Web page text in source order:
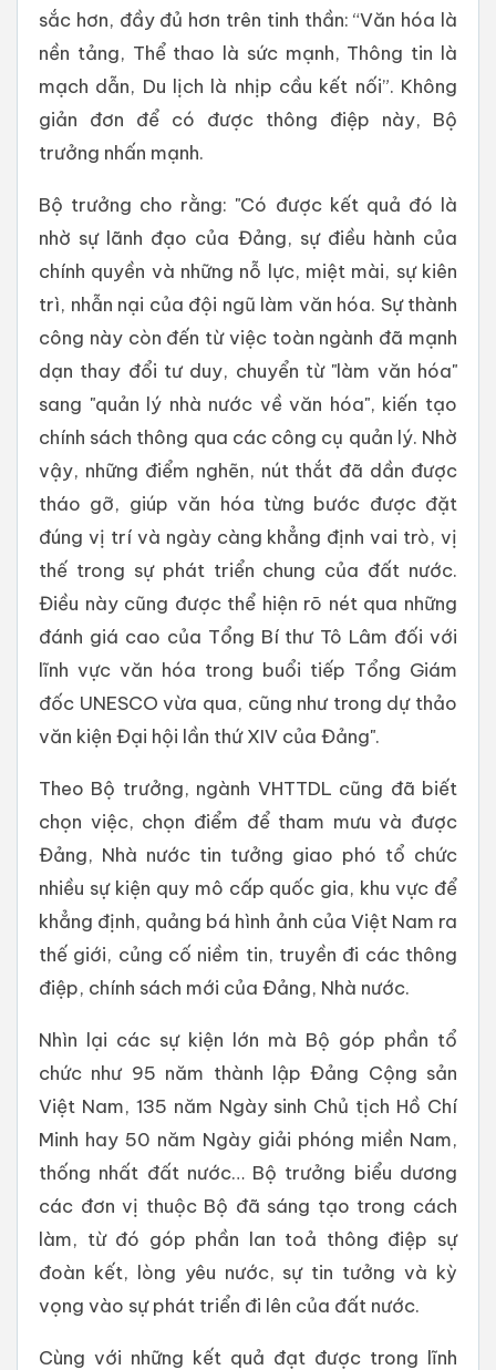
sắc hơn, đầy đủ hơn trên tinh thần: “Văn hóa là
nền tảng, Thể thao là sức mạnh, Thông tin là
mạch dẫn, Du lịch là nhịp cầu kết nối”. Không
giản đơn để có được thông điệp này, Bộ
trưởng nhấn mạnh.
Bộ trưởng cho rằng: "Có được kết quả đó là
nhờ sự lãnh đạo của Đảng, sự điều hành của
chính quyền và những nỗ lực, miệt mài, sự kiên
trì, nhẫn nại của đội ngũ làm văn hóa. Sự thành
công này còn đến từ việc toàn ngành đã mạnh
dạn thay đổi tư duy, chuyển từ "làm văn hóa"
sang "quản lý nhà nước về văn hóa", kiến tạo
chính sách thông qua các công cụ quản lý. Nhờ
vậy, những điểm nghẽn, nút thắt đã dần được
tháo gỡ, giúp văn hóa từng bước được đặt
đúng vị trí và ngày càng khẳng định vai trò, vị
thế trong sự phát triển chung của đất nước.
Điều này cũng được thể hiện rõ nét qua những
đánh giá cao của Tổng Bí thư Tô Lâm đối với
lĩnh vực văn hóa trong buổi tiếp Tổng Giám
đốc UNESCO vừa qua, cũng như trong dự thảo
văn kiện Đại hội lần thứ XIV của Đảng".
Theo Bộ trưởng, ngành VHTTDL cũng đã biết
chọn việc, chọn điểm để tham mưu và được
Đảng, Nhà nước tin tưởng giao phó tổ chức
nhiều sự kiện quy mô cấp quốc gia, khu vực để
khẳng định, quảng bá hình ảnh của Việt Nam ra
thế giới, củng cố niềm tin, truyền đi các thông
điệp, chính sách mới của Đảng, Nhà nước.
Nhìn lại các sự kiện lớn mà Bộ góp phần tổ
chức như 95 năm thành lập Đảng Cộng sản
Việt Nam, 135 năm Ngày sinh Chủ tịch Hồ Chí
Minh hay 50 năm Ngày giải phóng miền Nam,
thống nhất đất nước… Bộ trưởng biểu dương
các đơn vị thuộc Bộ đã sáng tạo trong cách
làm, từ đó góp phần lan toả thông điệp sự
đoàn kết, lòng yêu nước, sự tin tưởng và kỳ
vọng vào sự phát triển đi lên của đất nước.
Cùng với những kết quả đạt được trong lĩnh